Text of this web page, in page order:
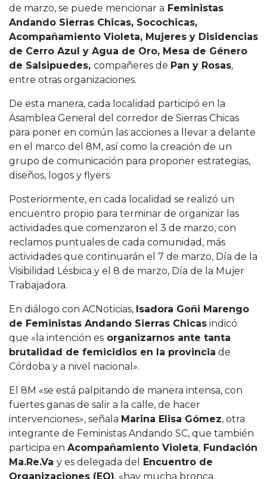
de marzo, se puede mencionar a Feministas
Andando Sierras Chicas, Socochicas,
Acompañamiento Violeta, Mujeres y Disidencias
de Cerro Azul y Agua de Oro, Mesa de Género
de Salsipuedes, compañeres de Pan y Rosas,
entre otras organizaciones.
De esta manera, cada localidad participó en la
Asamblea General del corredor de Sierras Chicas
para poner en común las acciones a llevar a delante
en el marco del 8M, así como la creación de un
grupo de comunicación para proponer estrategias,
diseños, logos y flyers.
Posteriormente, en cada localidad se realizó un
encuentro propio para terminar de organizar las
actividades que comenzaron el 3 de marzo, con
reclamos puntuales de cada comunidad, más
actividades que continuarán el 7 de marzo, Día de la
Visibilidad Lésbica y el 8 de marzo, Día de la Mujer
Trabajadora.
En diálogo con ACNoticias, Isadora Goñi Marengo
de Feministas Andando Sierras Chicas indicó
que «la intención es organizarnos ante tanta
brutalidad de femicidios en la provincia de
Córdoba y a nivel nacional».
El 8M «se está palpitando de manera intensa, con
fuertes ganas de salir a la calle, de hacer
intervenciones», señala Marina Elisa Gómez, otra
integrante de Feministas Andando SC, que también
participa en Acompañamiento Violeta, Fundación
Ma.Re.Va y es delegada del
Encuentro de
Organizaciones (EO), «hay mucha bronca,